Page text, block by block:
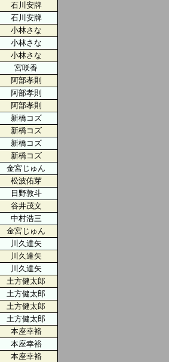
石川安牌
石川安牌
小林さな
小林さな
小林さな
宮咲香
阿部孝則
阿部孝則
阿部孝則
新橋コズ
新橋コズ
新橋コズ
新橋コズ
金宮じゅん
松波佑芽
日野敦斗
谷井茂文
中村浩三
金宮じゅん
川久達矢
川久達矢
川久達矢
土方健太郎
土方健太郎
土方健太郎
土方健太郎
本座幸裕
本座幸裕
本座幸裕